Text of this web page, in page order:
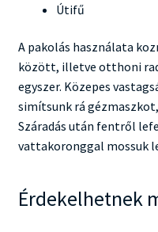
Útifű
A pakolás használata
között, illetve otthoni
egyszer. Közepes
simítsunk rá
Száradás után fentről
vattakoronggal mossuk
Érdekelhetnek